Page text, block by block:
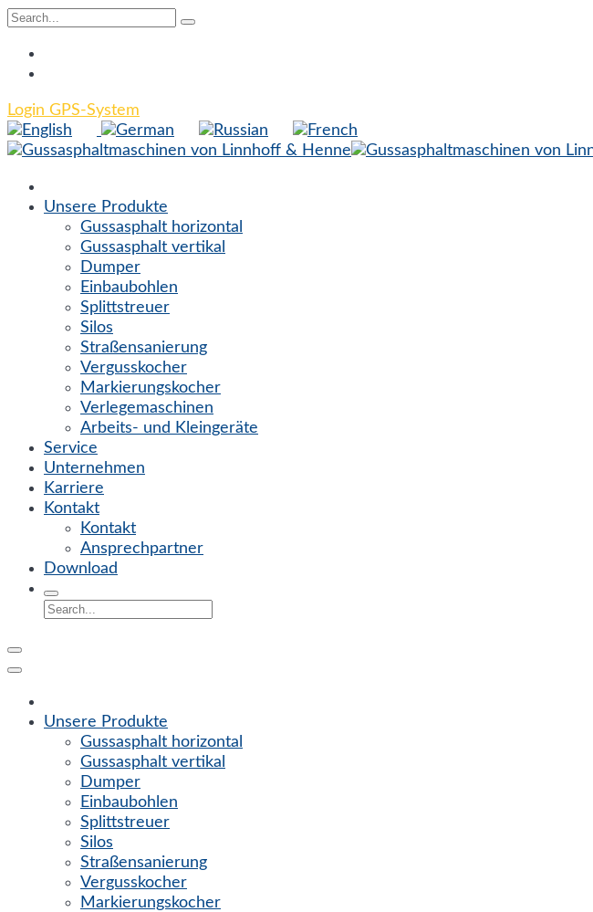
Login GPS-System
Unsere Produkte
Gussasphalt horizontal
Gussasphalt vertikal
Dumper
Einbaubohlen
Splittstreuer
Silos
Straßensanierung
Vergusskocher
Markierungskocher
Verlegemaschinen
Arbeits- und Kleingeräte
Service
Unternehmen
Karriere
Kontakt
Kontakt
Ansprechpartner
Download
Unsere Produkte
Gussasphalt horizontal
Gussasphalt vertikal
Dumper
Einbaubohlen
Splittstreuer
Silos
Straßensanierung
Vergusskocher
Markierungskocher